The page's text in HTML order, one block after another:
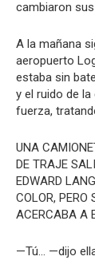
cambiaron
A la mañana
aeropuerto
estaba sin
y el ruido de
fuerza,
UNA
DE TRAJE
EDWARD
COLOR, PERO
ACERCABA A
—Tú… —dijo